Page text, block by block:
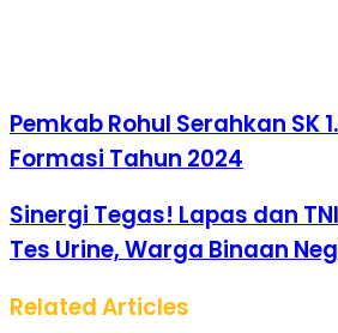
Pemkab Rohul Serahkan SK
Formasi Tahun 2024
Sinergi Tegas! Lapas dan
Tes Urine, Warga Binaan
Related Articles